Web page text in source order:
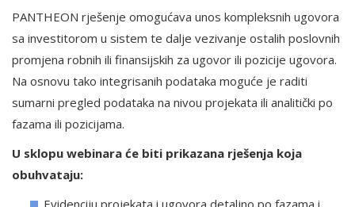
PANTHEON rješenje omogućava unos kompleksnih ugovora
sa investitorom u sistem te dalje vezivanje ostalih poslovnih
promjena robnih ili finansijskih za ugovor ili pozicije ugovora.
Na osnovu tako integrisanih podataka moguće je raditi
sumarni pregled podataka na nivou projekata ili analitički po
fazama ili pozicijama.
U sklopu webinara će biti prikazana rješenja koja
obuhvataju:
Evidenciju projekata i ugovora detaljno po fazama i